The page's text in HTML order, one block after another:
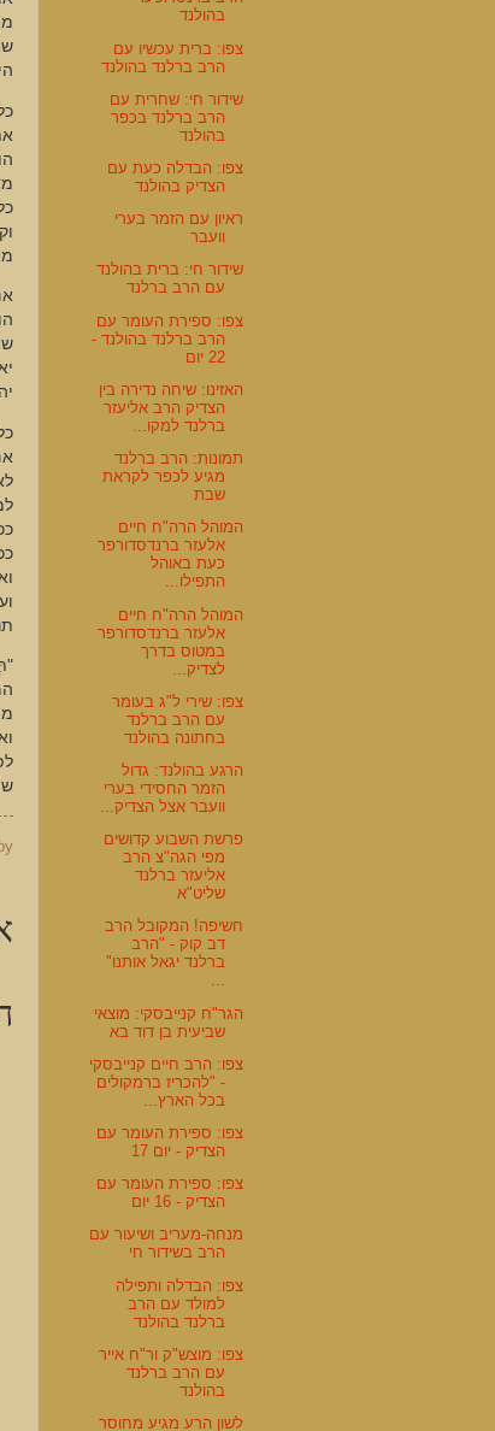
בהולנד
צפו: ברית עכשיו עם
הרב ברלנד בהולנד
שידור חי: שחרית עם
הרב ברלנד בכפר
בהולנד
צפו: הבדלה כעת עם
הצדיק בהולנד
ראיון עם הזמר בערי
וועבר
שידור חי: ברית בהולנד
עם הרב ברלנד
צפו: ספירת העומר עם
הרב ברלנד בהולנד -
22 יום
האזינו: שיחה נדירה בין
הצדיק הרב אליעזר
ברלנד למקו...
תמונות: הרב ברלנד
מגיע לכפר לקראת
שבת
המוהל הרה"ח חיים
אלעזר ברנדסדורפר
כעת באוהל
התפילו...
המוהל הרה"ח חיים
אלעזר ברנדסדורפר
במטוס בדרך
לצדיק...
צפו: שירי ל"ג בעומר
עם הרב ברלנד
בחתונה בהולנד
הרגע בהולנד: גדול
הזמר החסידי בערי
וועבר אצל הצדיק...
פרשת השבוע קדושים
מפי הגה"צ הרב
אליעזר ברלנד
שליט"א
חשיפה! המקובל הרב
דב קוק - "הרב
ברלנד יגאל אותנו"
...
הגר"ח קנייבסקי: מוצאי
שביעית בן דוד בא
צפו: הרב חיים קנייבסקי
- "להכריז ברמקולים
בכל הארץ...
צפו: ספירת העומר עם
הצדיק - יום 17
צפו: ספירת העומר עם
הצדיק - 16 יום
מנחה-מעריב ושיעור עם
הרב בשידור חי
צפו: הבדלה ותפילה
למולד עם הרב
ברלנד בהולנד
צפו: מוצש"ק ור"ח אייר
עם הרב ברלנד
בהולנד
לשון הרע מגיע מחוסר